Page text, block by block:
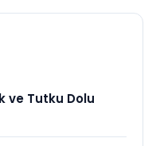
ve Tutku Dolu